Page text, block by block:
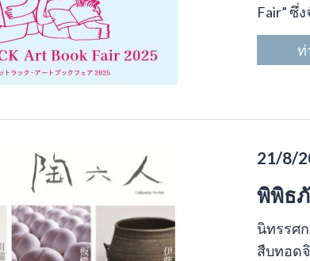
Fair” ซึ่
ท่
21/8/
พิพิธ
นิทรรศ
สืบทอด